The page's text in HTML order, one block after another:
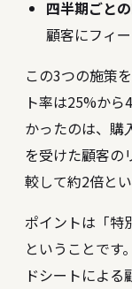
四半期ごと
顧客にフィ
この3つの施策
ト率は25%か
かったのは、購
を受けた顧客の
較して約2倍と
ポイントは「特
ということです
ドシートによる